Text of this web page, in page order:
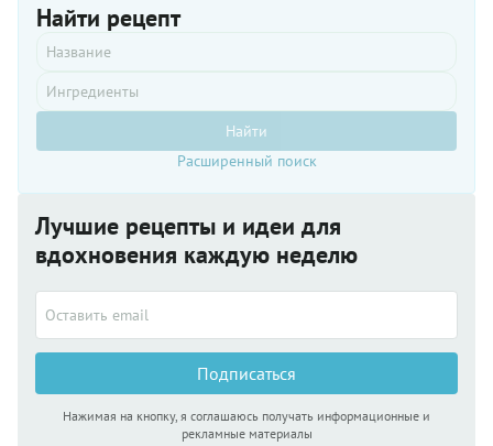
Найти рецепт
Найти
Расширенный поиск
Лучшие рецепты и идеи для
вдохновения каждую неделю
Подписаться
Нажимая на кнопку, я соглашаюсь получать информационные и
рекламные материалы